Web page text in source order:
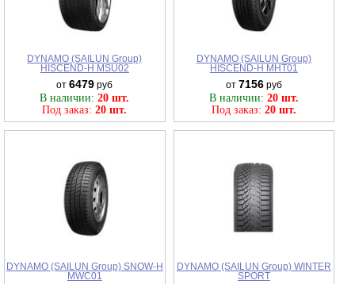
DYNAMO (SAILUN Group)
HISCEND-H MSU02
от6479 руб
В наличии:20 шт.
Под заказ:20 шт.
DYNAMO (SAILUN Group)
HISCEND-H MHT01
от 7156руб
В наличии: 20 шт.
Под заказ: 20 шт.
DYNAMO (SAILUN Group) SNOW-H
MWC01
DYNAMO (SAILUN Group) WINTER
SPORT